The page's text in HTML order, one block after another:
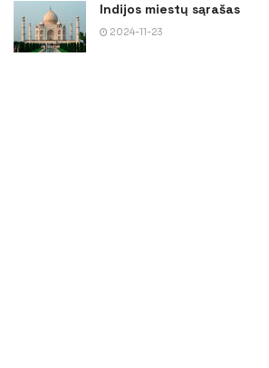
Indijos miestų sąrašas
2024-11-23